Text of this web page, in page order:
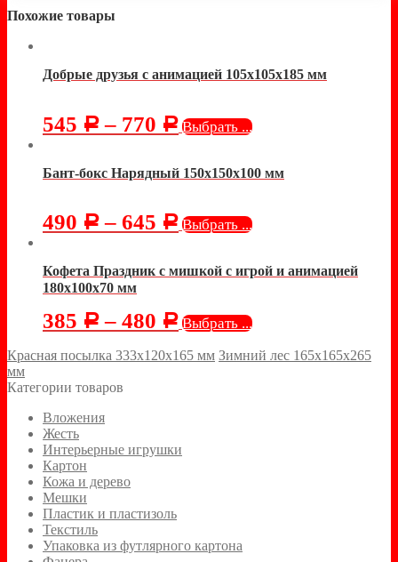
Похожие товары
Добрые друзья с анимацией 105х105х185 мм
545 Р – 770 Р Выбрать ...
Бант-бокс Нарядный 150х150х100 мм
490 Р – 645 Р Выбрать ...
Кофета Праздник с мишкой с игрой и анимацией
180х100х70 мм
385 Р – 480 Р Выбрать ...
Красная посылка 333х120х165 мм Зимний лес 165х165х265
мм
Категории товаров
Вложения
Жесть
Интерьерные игрушки
Картон
Кожа и дерево
Мешки
Пластик и пластизоль
Текстиль
Упаковка из футлярного картона